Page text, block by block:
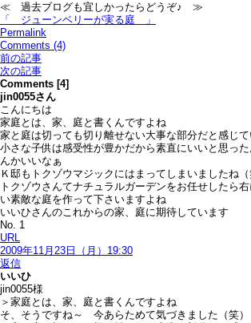
≪ 過去ブログも宜しかったらどうぞ♪ ≫
「 ジューンベリーが実る庭 」
Permalink
Comments (4)
前の記事
次の記事
Comments [4]
jin0055さん
こんにちは
家庭とは、家、庭と書くんですよね
家と庭は切っても切り離せない大事な部分だと感じ
小さな子供は感受性が豊かだから素直にいいと思っ
んかいいなぁ
Ｋ邸もトクゾウマジックにはまってしまいましたね（
トクゾウさんてナチュラルガーデンをお任せしたら
い素敵な庭を作って下さいますよね
いいひさんのこれからの家、庭に期待しています
No. 1
URL
2009年11月23日（月）19:30
返信
いいひ
jin0055様
＞家庭とは、家、庭と書くんですよね
そ、そうですね～ 今あらためて気づきました（笑）